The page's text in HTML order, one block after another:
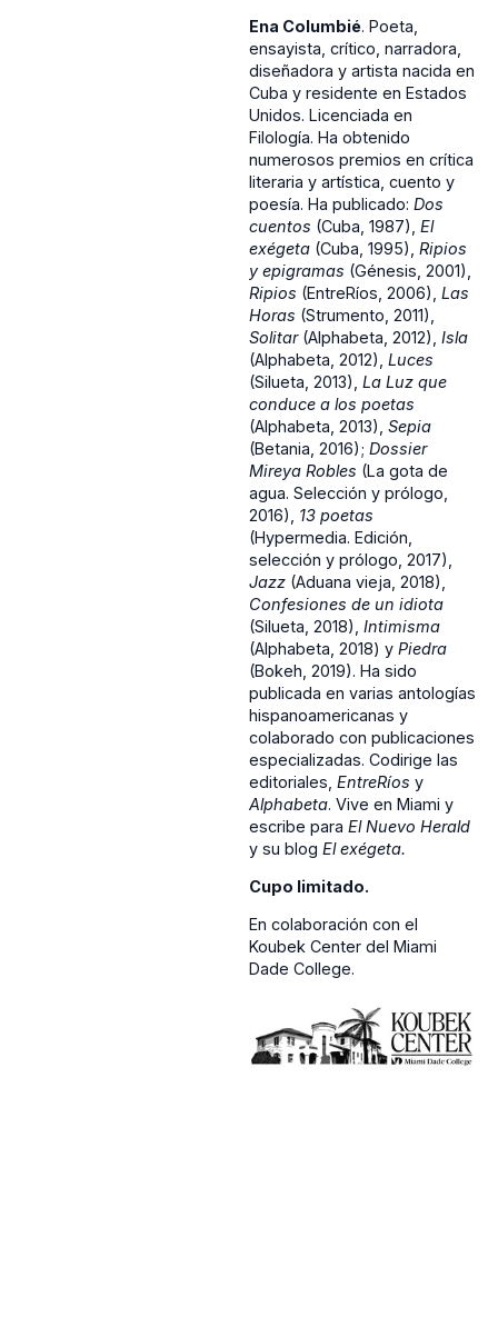
Ena Columbié. Poeta,
ensayista, crítico, narradora,
diseñadora y artista nacida en
Cuba y residente en Estados
Unidos. Licenciada en
Filología. Ha obtenido
numerosos premios en crítica
literaria y artística, cuento y
poesía. Ha publicado: Dos
cuentos (Cuba, 1987), El
exégeta (Cuba, 1995), Ripios
y epigramas (Génesis, 2001),
Ripios (EntreRíos, 2006), Las
Horas (Strumento, 2011),
Solitar(Alphabeta, 2012), Isla
(Alphabeta, 2012), Luces
(Silueta, 2013), La Luz que
conduce a los poetas
(Alphabeta, 2013), Sepia
(Betania, 2016); Dossier
Mireya Robles (La gota de
agua. Selección y prólogo,
2016), 13 poetas
(Hypermedia. Edición,
selección y prólogo, 2017),
Jazz (Aduana vieja, 2018),
Confesiones de un idiota
(Silueta, 2018), Intimisma
(Alphabeta, 2018) y Piedra
(Bokeh, 2019). Ha sido
publicada en varias antologías
hispanoamericanas y
colaborado con publicaciones
especializadas. Codirige las
editoriales, EntreRíos y
Alphabeta. Vive en Miami y
escribe para El Nuevo Herald
y su blog El exégeta.
Cupo limitado.
En colaboración con el
Koubek Center del Miami
Dade College.